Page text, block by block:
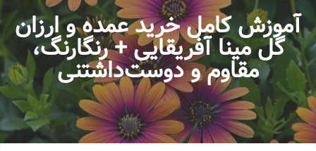
آموزش کامل خرید عمده و ارزان
گل مینا آفریقایی + رنگارنگ،
مقاوم و دوست‌داشتنی